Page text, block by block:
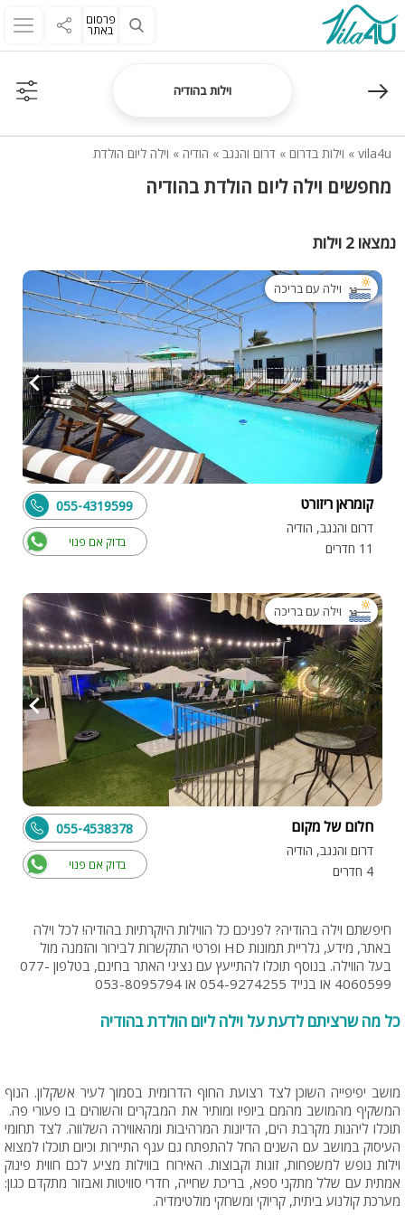
פרסום
באתר
וילות בהודיה
vila4u
» וילות בדרום » דרום והנגב » הודיה » וילה ליום הולדת
מחפשים וילה ליום הולדת בהודיה
נמצאו 2 וילות
וילה עם בריכה
קומראן ריזורט
דרום והנגב, הודיה
11 חדרים
בדוק אם פנוי
055-4319599
וילה עם בריכה
חלום של מקום
דרום והנגב, הודיה
4 חדרים
בדוק אם פנוי
055-4538378
חיפשתם וילה בהודיה? לפניכם כל הווילות היוקרתיות בהודיה! לכל וילה
באתר, מידע, גלריית תמונות HD ופרטי התקשרות לבירור והזמנה מול
בעל הווילה. בנוסף תוכלו להתייעץ עם נציגי האתר בחינם, בטלפון 077-
4060599 או בנייד 054-9274255 או 053-8095794
כל מה שרציתם לדעת על וילה ליום הולדת בהודיה
מושב יפיפייה השוכן לצד רצועת החוף הדרומית בסמוך לעיר אשקלון. הנוף
המשקיף מהמושב מהמם ביופיו ומותיר את המבקרים והשוהים בו פעורי פה.
תוכלו ליהנות מקרבת הים, הדיונות המרהיבות ומהאווירה השלווה. לצד תחומי
העיסוק במושב עם השנים החל להתפתח גם ענף התיירות וכיום תוכלו למצוא
וילות נופש למשפחות, זוגות וקבוצות. האירוח בווילות מציע לכם חווית פינוק
אמתית עם שלל מתקני ספא, בריכת שחייה, חדרי סוויטות ואבזור מתקדם כגון:
מערכת קולנוע ביתית, קריוקי ומשחקי מולטימדיה.